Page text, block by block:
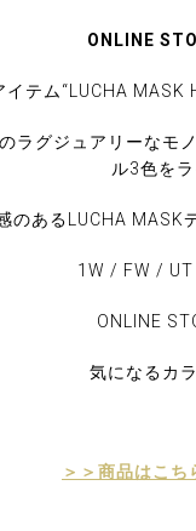
ONLINE
テム“LUCHA MASK
ラグジュアリーな
ル3色をラ
のあるLUCHA MASK
1W / FW / UT
ONLINE
気になるカ
＞＞商品はこち